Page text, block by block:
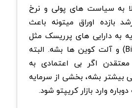
به سیاست های پولی و نرخ
بازده اوراق میتونه باعث
به دارایی های پرریسک مثل
بیت کوین (Bitcoin) و آلت کوین ها بشه. البته
معتقدن اگر بی اعتمادی به
بیشتر بشه، بخشی از سرمایه
وارد بازار کریپتو شود.